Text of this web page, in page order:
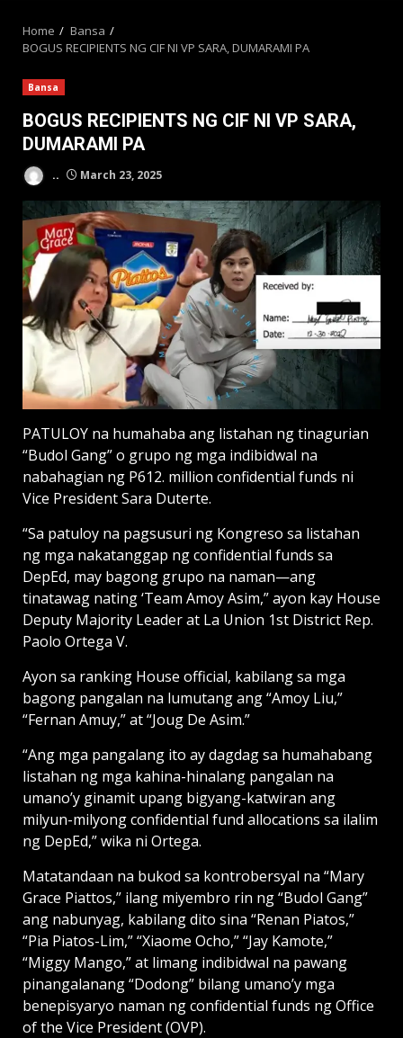
Home
Bansa
BOGUS RECIPIENTS NG CIF NI VP SARA, DUMARAMI PA
Bansa
BOGUS RECIPIENTS NG CIF NI VP SARA,
DUMARAMI PA
.. March 23, 2025
PATULOY na humahaba ang listahan ng tinagurian
“Budol Gang” o grupo ng mga indibidwal na
nabahagian ng P612. million confidential funds ni
Vice President Sara Duterte.
“Sa patuloy na pagsusuri ng Kongreso sa listahan
ng mga nakatanggap ng confidential funds sa
DepEd, may bagong grupo na naman—ang
tinatawag nating ‘Team Amoy Asim,” ayon kay House
Deputy Majority Leader at La Union 1st District Rep.
Paolo Ortega V.
Ayon sa ranking House official, kabilang sa mga
bagong pangalan na lumutang ang “Amoy Liu,”
“Fernan Amuy,” at “Joug De Asim.”
“Ang mga pangalang ito ay dagdag sa humahabang
listahan ng mga kahina-hinalang pangalan na
umano’y ginamit upang bigyang-katwiran ang
milyun-milyong confidential fund allocations sa ilalim
ng DepEd,” wika ni Ortega.
Matatandaan na bukod sa kontrobersyal na “Mary
Grace Piattos,” ilang miyembro rin ng “Budol Gang”
ang nabunyag, kabilang dito sina “Renan Piatos,”
“Pia Piatos-Lim,” “Xiaome Ocho,” “Jay Kamote,”
“Miggy Mango,” at limang indibidwal na pawang
pinangalanang “Dodong” bilang umano’y mga
benepisyaryo naman ng confidential funds ng Office
of the Vice President (OVP).